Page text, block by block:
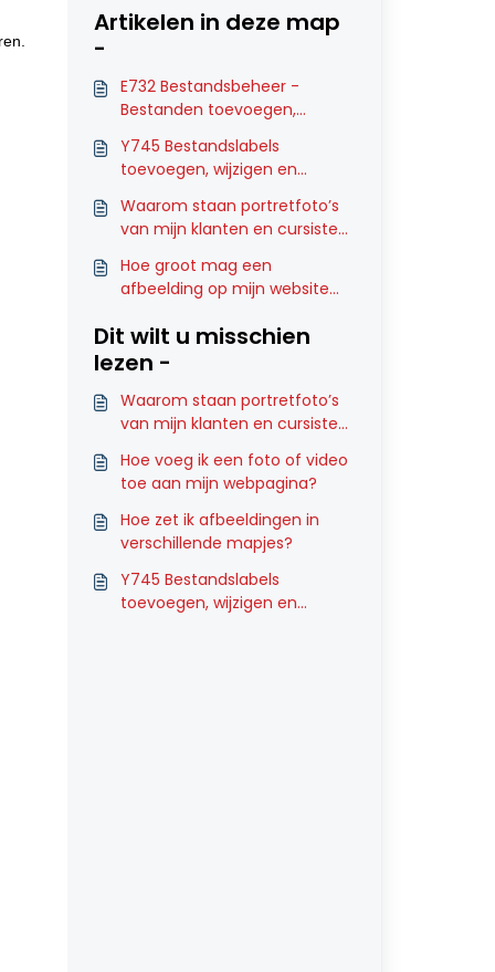
Artikelen in deze map
-
E732 Bestandsbeheer -
Bestanden toevoegen,
Y745 Bestandslabels
toevoegen, wijzigen en
Waarom staan portretfoto’s
van mijn klanten en cursisten
Hoe groot mag een
afbeelding op mijn website
Dit wilt u misschien
lezen -
Waarom staan portretfoto’s
van mijn klanten en cursisten
Hoe voeg ik een foto of video
toe aan mijn webpagina?
Hoe zet ik afbeeldingen in
verschillende mapjes?
Y745 Bestandslabels
toevoegen, wijzigen en